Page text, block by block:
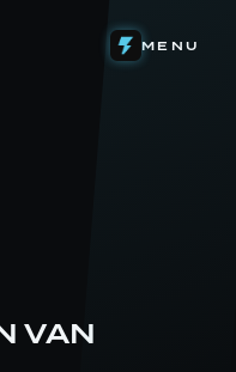
MENU
VAN